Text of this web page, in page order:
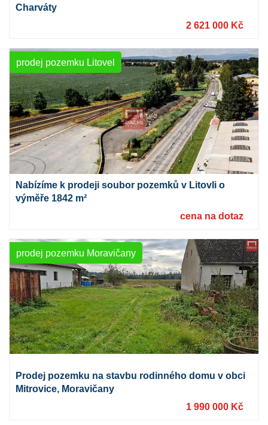
Charváty
2 621 000 Kč
prodej pozemku Litovel
Nabízíme k prodeji soubor pozemků v Litovli o
výměře 1842 m²
cena na dotaz
prodej pozemku Moravičany
Prodej pozemku na stavbu rodinného domu v obci
Mitrovice, Moravičany
1 990 000 Kč